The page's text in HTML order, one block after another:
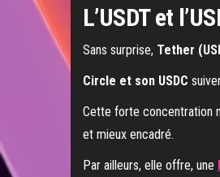
L’USDT et
Sans surprise, Tether
Circle et son USDC
Cette forte concentration
et mieux encadré.
Par ailleurs, elle offre, une